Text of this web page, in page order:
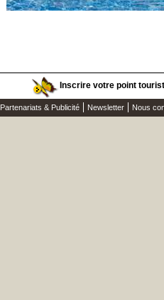
Inscrire votre point
Partenariats & Publicité Newsletter Nous